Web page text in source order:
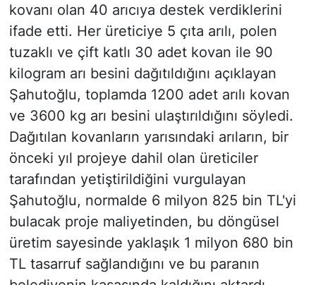
kovanı olan 40 arıcıya destek verdiklerini
ifade etti. Her üreticiye 5 çıta arılı, polen
tuzaklı ve çift katlı 30 adet kovan ile 90
kilogram arı besini dağıtıldığını açıklayan
Şahutoğlu, toplamda 1200 adet arılı kovan
ve 3600 kg arı besini ulaştırıldığını söyledi.
Dağıtılan kovanların yarısındaki arıların, bir
önceki yıl projeye dahil olan üreticiler
tarafından yetiştirildiğini vurgulayan
Şahutoğlu, normalde 6 milyon 825 bin TL'yi
bulacak proje maliyetinden, bu döngüsel
üretim sayesinde yaklaşık 1 milyon 680 bin
TL tasarruf sağlandığını ve bu paranın